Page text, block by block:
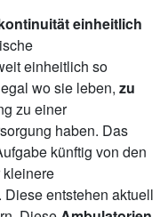
einheitlich
einheitlich so
wo sie leben, zu
zu einer
haben. Das
künftig von den
kleinere
entstehen aktuell